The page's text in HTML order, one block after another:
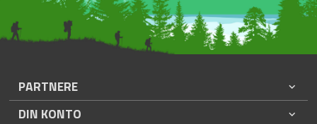
PARTNERE
DIN KONTO